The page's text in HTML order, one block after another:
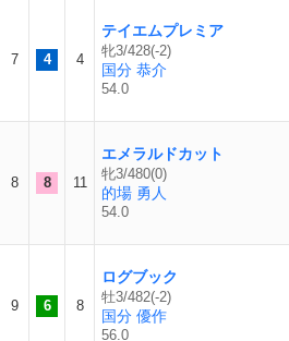
7 4 4
テイエムプレミア
牝3/428(-2)
国分 恭介
54.0
8 8 11
エメラルドカット
牝3/480(0)
的場 勇人
54.0
9 6 8
ログブック
牡3/482(-2)
国分 優作
56.0